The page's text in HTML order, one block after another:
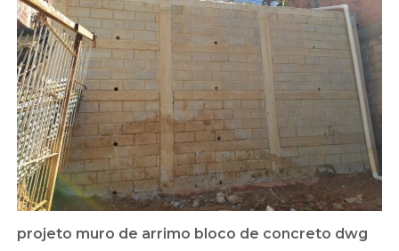
projeto muro de arrimo bloco de concreto dwg